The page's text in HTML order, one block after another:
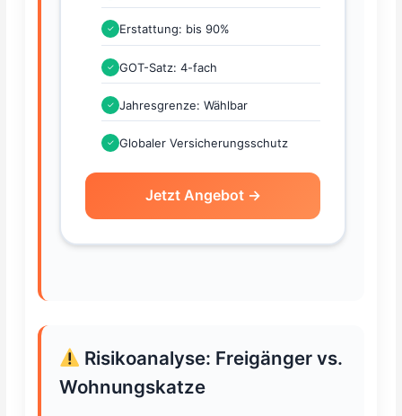
✓ Erstattung: bis 90%
✓ GOT-Satz: 4-fach
✓ Jahresgrenze: Wählbar
✓ Globaler Versicherungsschutz
Jetzt Angebot →
Risikoanalyse: Freigänger vs.
Wohnungskatze